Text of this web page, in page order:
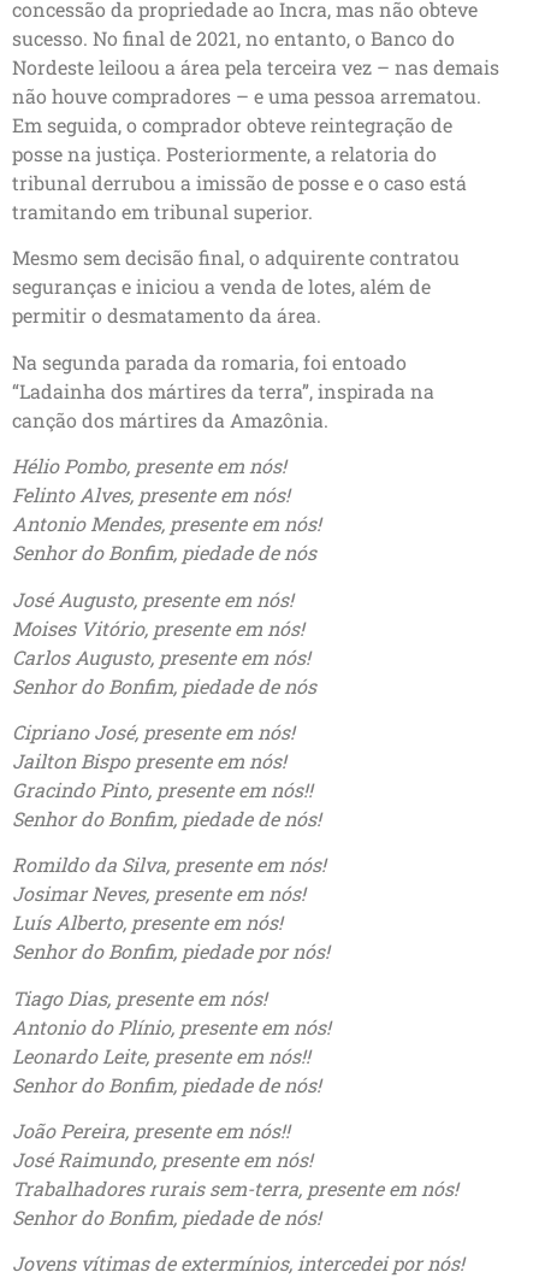
concessão da propriedade ao Incra, mas não obteve
sucesso. No final de 2021, no entanto, o Banco do
Nordeste leiloou a área pela terceira vez – nas demais
não houve compradores – e uma pessoa arrematou.
Em seguida, o comprador obteve reintegração de
posse na justiça. Posteriormente, a relatoria do
tribunal derrubou a imissão de posse e o caso está
tramitando em tribunal superior.
Mesmo sem decisão final, o adquirente contratou
seguranças e iniciou a venda de lotes, além de
permitir o desmatamento da área.
Na segunda parada da romaria, foi entoado
“Ladainha dos mártires da terra”, inspirada na
canção dos mártires da Amazônia.
Hélio Pombo, presente em nós!
Felinto Alves, presente em nós!
Antonio Mendes, presente em nós!
Senhor do Bonfim, piedade de nós
José Augusto, presente em nós!
Moises Vitório, presente em nós!
Carlos Augusto, presente em nós!
Senhor do Bonfim, piedade de nós
Cipriano José, presente em nós!
Jailton Bispo presente em nós!
Gracindo Pinto, presente em nós!!
Senhor do Bonfim, piedade de nós!
Romildo da Silva, presente em nós!
Josimar Neves, presente em nós!
Luís Alberto, presente em nós!
Senhor do Bonfim, piedade por nós!
Tiago Dias, presente em nós!
Antonio do Plínio, presente em nós!
Leonardo Leite, presente em nós!!
Senhor do Bonfim, piedade de nós!
João Pereira, presente em nós!!
José Raimundo, presente em nós!
Trabalhadores rurais sem-terra, presente em nós!
Senhor do Bonfim, piedade de nós!
Jovens vítimas de extermínios, intercedei por nós!